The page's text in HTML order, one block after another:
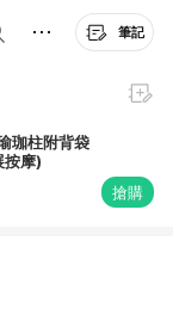
筆記
珈柱附背袋
摩)
搶購